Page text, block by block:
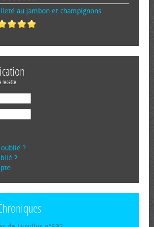
au jambon et champignons
recette
?
?